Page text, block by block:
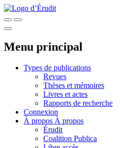
Menu principal
Types de publications
Revues
Thèses et mémoires
Livres et actes
Rapports de recherche
Connexion
À propos À propos
Érudit
Coalition Publica